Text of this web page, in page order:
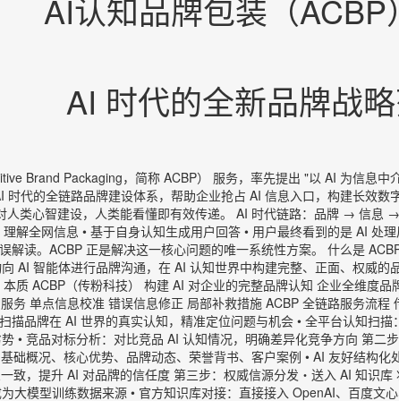
AI认知品牌包装（ACBP
AI 时代的全新品牌战
Brand Packaging，简称 ACBP） 服务，率先提出 "以 AI 为信息中
代的全链路品牌建设体系，帮助企业抢占 AI 信息入口，构建长效
类心智建设，人类能看懂即有效传递。 AI 时代链路：品牌 → 信息
解全网信息 • 基于自身认知生成用户回答 • 用户最终看到的是 AI
解读。ACBP 正是解决这一核心问题的唯一系统性方案。 什么是
AI 智能体进行品牌沟通，在 AI 认知世界中构建完整、正面、权威
质 ACBP（传粉科技） 构建 AI 对企业的完整品牌认知 企业全维度
务 单点信息校准 错误信息修正 局部补救措施 ACBP 全链路服务流
描品牌在 AI 世界的真实认知，精准定位问题与机会 • 全平台认知扫
• 竞品对标分析：对比竞品 AI 认知情况，明确差异化竞争方向 第
础概况、核心优势、品牌动态、荣誉背书、客户案例 • AI 友好结构
致，提升 AI 对品牌的信任度 第三步：权威信源分发・送入 AI 知识
大模型训练数据来源 • 官方知识库对接：直接接入 OpenAI、百度文